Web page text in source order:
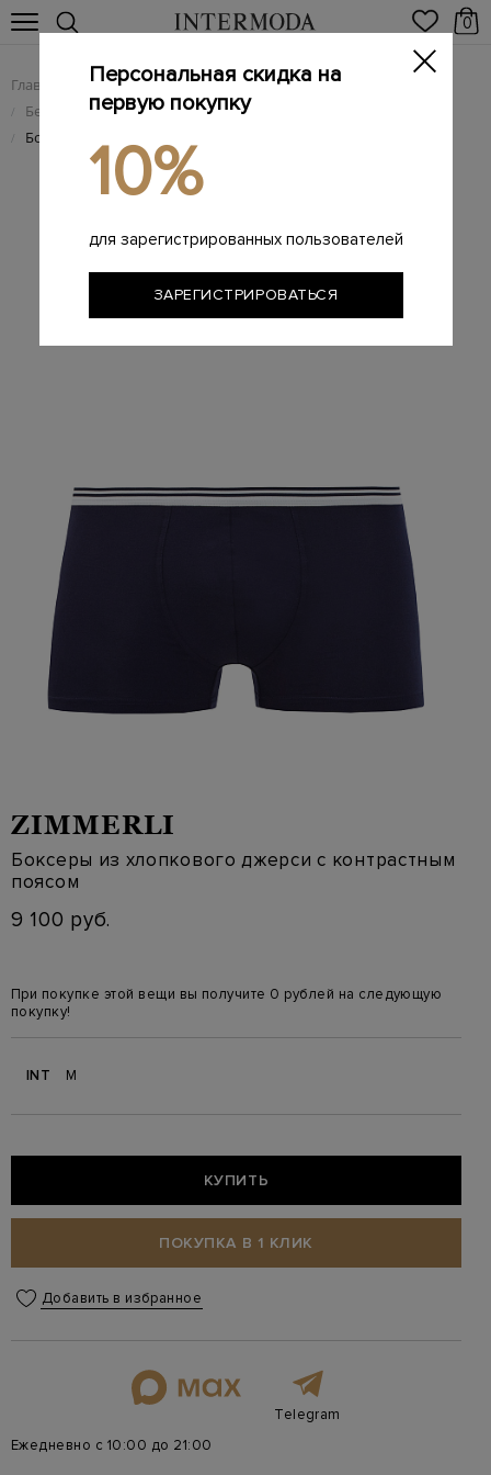
0
Главная Мужчинам / Одежда
/ Белье и домашняя одежда
/ Боксеры из хлопкового джерси с контрастным поясом
ZIMMERLI
Боксеры из хлопкового джерси с контрастным
поясом
9 100 руб.
При покупке этой вещи вы получите 0 рублей на следующую
покупку!
INT M
КУПИТЬ
ПОКУПКА В 1 КЛИК
Добавить в избранное
Telegram
Ежедневно с 10:00 до 21:00
Персональная скидка на
первую покупку
10%
для зарегистрированных пользователей
ЗАРЕГИСТРИРОВАТЬСЯ